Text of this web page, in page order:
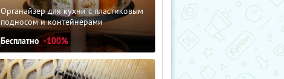
Органайзер для кухни с пластиковым
подносом и контейнерами
Бесплатно -100%